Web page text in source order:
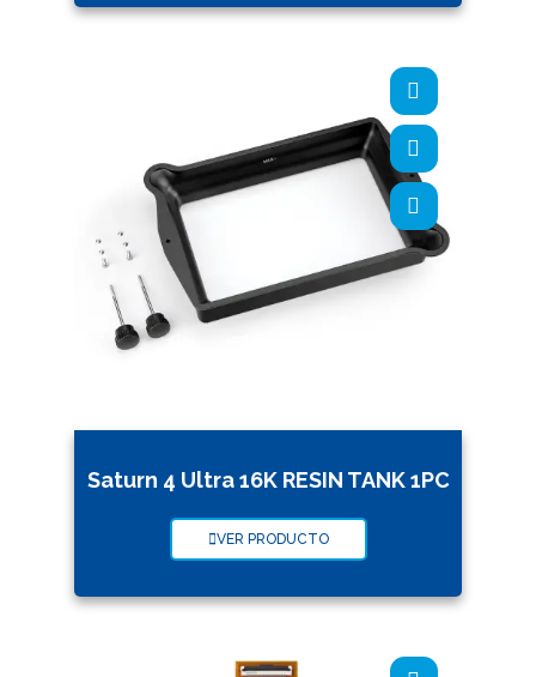
Saturn 4 Ultra 16K RESIN TANK 1PC
VER PRODUCTO